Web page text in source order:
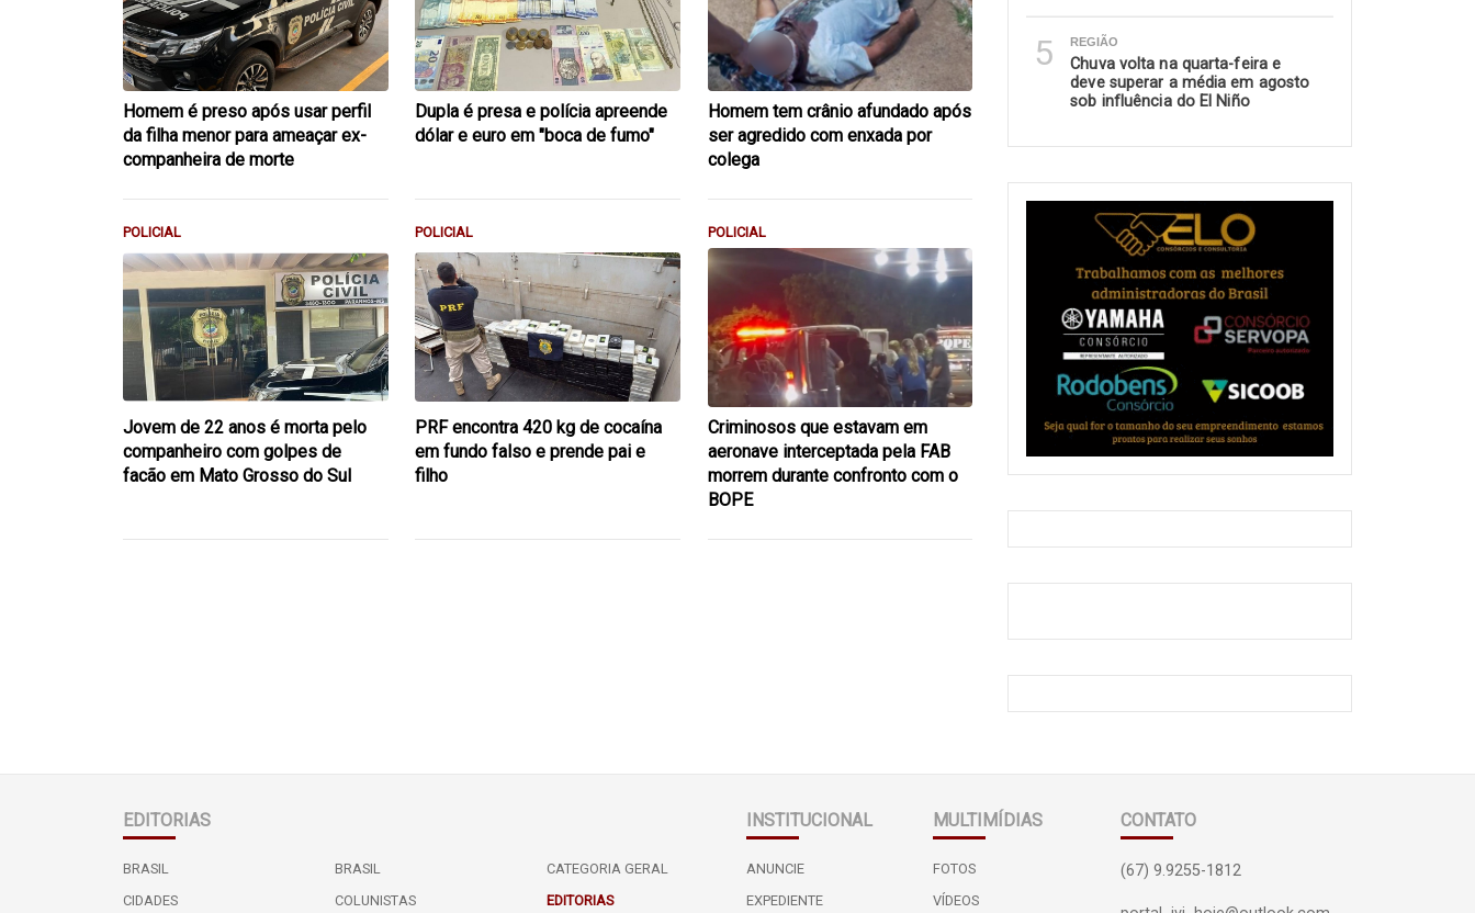
5 REGIÃO
Chuva volta na quarta-feira e
deve superar a média em agosto
sob influência do El Niño
Homem é preso após usar perfil
da filha menor para ameaçar ex-
companheira de morte
Dupla é presa e polícia apreende
dólar e euro em "boca de fumo"
Homem tem crânio afundado após
ser agredido com enxada por
colega
POLICIAL
Jovem de 22 anos é morta pelo
companheiro com golpes de
facão em Mato Grosso do Sul
POLICIAL
PRF encontra 420 kg de cocaína
em fundo falso e prende pai e
filho
POLICIAL
Criminosos que estavam em
aeronave interceptada pela FAB
morrem durante confronto com o
BOPE
EDITORIAS
BRASIL BRASIL
CATEGORIA GERAL
CIDADES
COLUNISTAS EDITORIAS
INSTITUCIONAL
ANUNCIE
EXPEDIENTE
MULTIMÍDIAS
FOTOS
VÍDEOS
CONTATO
(67) 9.9255-1812